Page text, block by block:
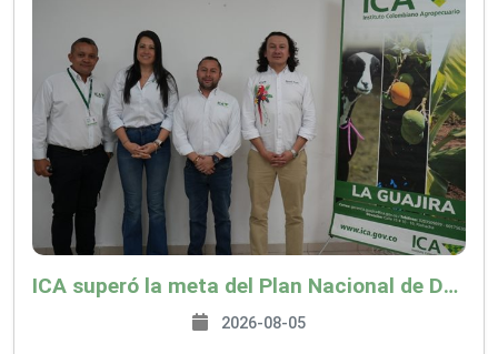
ICA superó la meta del Plan Nacional de Desarrollo y abrió 61 mercados internacionales
2026-08-05